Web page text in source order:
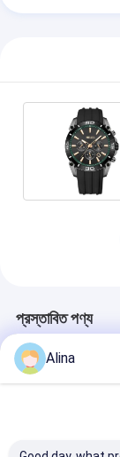
প্রস্তাবিত পণ্য
Alina